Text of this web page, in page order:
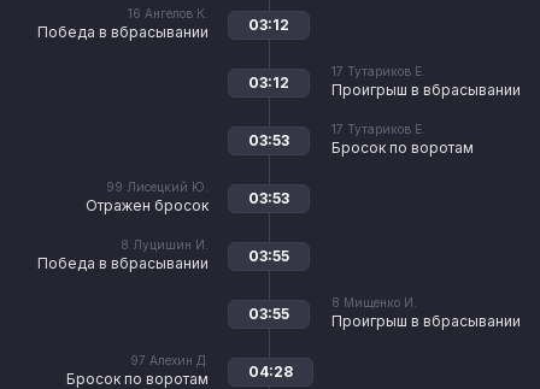
16 Ангелов К.
Победа в вбрасывании 03:12
17 Тутариков Е.
Проигрыш в вбрасывании
03:12
17 Тутариков Е.
Бросок по воротам
03:53
99 Лисецкий Ю.
Отражен бросок 03:53
8 Луцишин И.
Победа в вбрасывании 03:55
8 Мищенко И.
Проигрыш в вбрасывании
03:55
97 Алехин Д.
Бросок по воротам 04:28